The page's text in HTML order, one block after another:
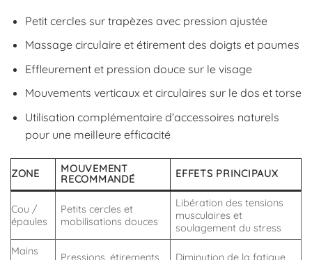
Petit cercles sur trapèzes avec pression ajustée
Massage circulaire et étirement des doigts et paumes
Effleurement et pression douce sur le visage
Mouvements verticaux et circulaires sur le dos et torse
Utilisation complémentaire d’accessoires naturels
pour une meilleure efficacité
ZONE
MOUVEMENT
RECOMMANDÉ
EFFETS PRINCIPAUX
Cou /
épaules
Petits cercles et
mobilisations douces
Libération des tensions
musculaires et
soulagement du stress
Mains
Pressions, étirements
Diminution de la fatigue,